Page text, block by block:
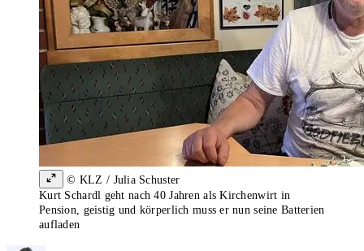
© KLZ / Julia Schuster
Kurt Schardl geht nach 40 Jahren als Kirchenwirt in
Pension, geistig und körperlich muss er nun seine Batterien
aufladen